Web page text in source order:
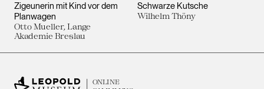
Zigeunerin mit Kind vor dem
Planwagen
Otto Mueller, Lange
Akademie Breslau
Schwarze Kutsche
Wilhelm Thöny
ONLINE